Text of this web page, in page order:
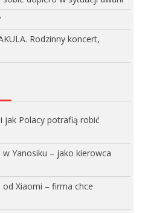
Rodzinny koncert,
jak Polacy potrafią robić
w Yanosiku – jako kierowca
od Xiaomi – firma chce